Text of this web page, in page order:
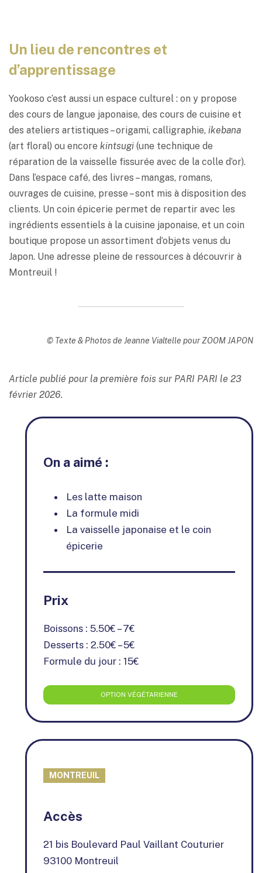
Un lieu de rencontres et
d’apprentissage
Yookoso c’est aussi un espace culturel : on y propose
des cours de langue japonaise, des cours de cuisine et
des ateliers artistiques – origami, calligraphie, ikebana
(art floral) ou encore kintsugi (une technique de
réparation de la vaisselle fissurée avec de la colle d’or).
Dans l’espace café, des livres – mangas, romans,
ouvrages de cuisine, presse – sont mis à disposition des
clients. Un coin épicerie permet de repartir avec les
ingrédients essentiels à la cuisine japonaise, et un coin
boutique propose un assortiment d’objets venus du
Japon. Une adresse pleine de ressources à découvrir à
Montreuil !
© Texte & Photos de Jeanne Vialtelle pour ZOOM JAPON
Article publié pour la première fois sur PARI PARI le 23
février 2026.
On a aimé :
Les latte maison
La formule midi
La vaisselle japonaise et le coin
épicerie
Prix
Boissons : 5.50€ – 7€
Desserts : 2.50€ – 5€
Formule du jour : 15€
OPTION VÉGÉTARIENNE
MONTREUIL
Accès
21 bis Boulevard Paul Vaillant Couturier
93100 Montreuil